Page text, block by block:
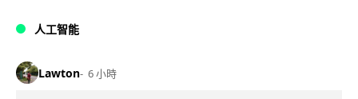
人工智能
Lawton 6 小時